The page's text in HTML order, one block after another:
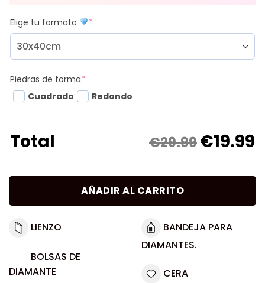
Elige tu formato *
Piedras de forma*
Cuadrado
Redondo
Total €29.99€19.99
AÑADIR AL CARRITO
LIENZO
BOLSAS DE
DIAMANTE
BANDEJA PARA
DIAMANTES.
CERA